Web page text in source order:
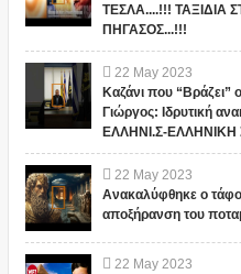
ΤΕΣΛΑ....!!!
ΠΗΓΑΣΟΣ...!!!
22 May 2023
Καζάνι που “Βράζει”
Γιώργος: Ιδρυτική
ΕΛΛΗΝΙ.Σ-
22 May 2023
Ανακαλύφθηκε ο
αποξήρανση του
22 May 2023